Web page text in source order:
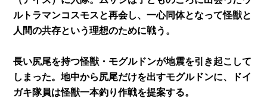
ルトラマンコスモスと再会し、一心同体となって怪獣と
人間の共存という理想のために戦う。
長い尻尾を持つ怪獣・モグルドンが地震を引き起こして
しまった。地中から尻尾だけを出すモグルドンに、ドイ
ガキ隊員は怪獣一本釣り作戦を提案する。